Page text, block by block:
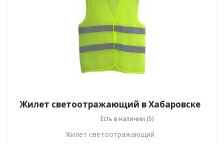
Жилет светоотражающий в Хабаровске
Есть в наличии (5)
Жилет светоотражающий